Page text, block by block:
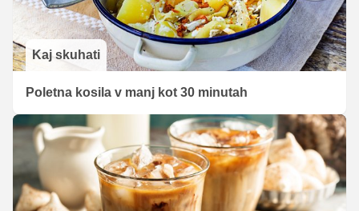
Kaj skuhati
Poletna kosila v manj kot 30 minutah